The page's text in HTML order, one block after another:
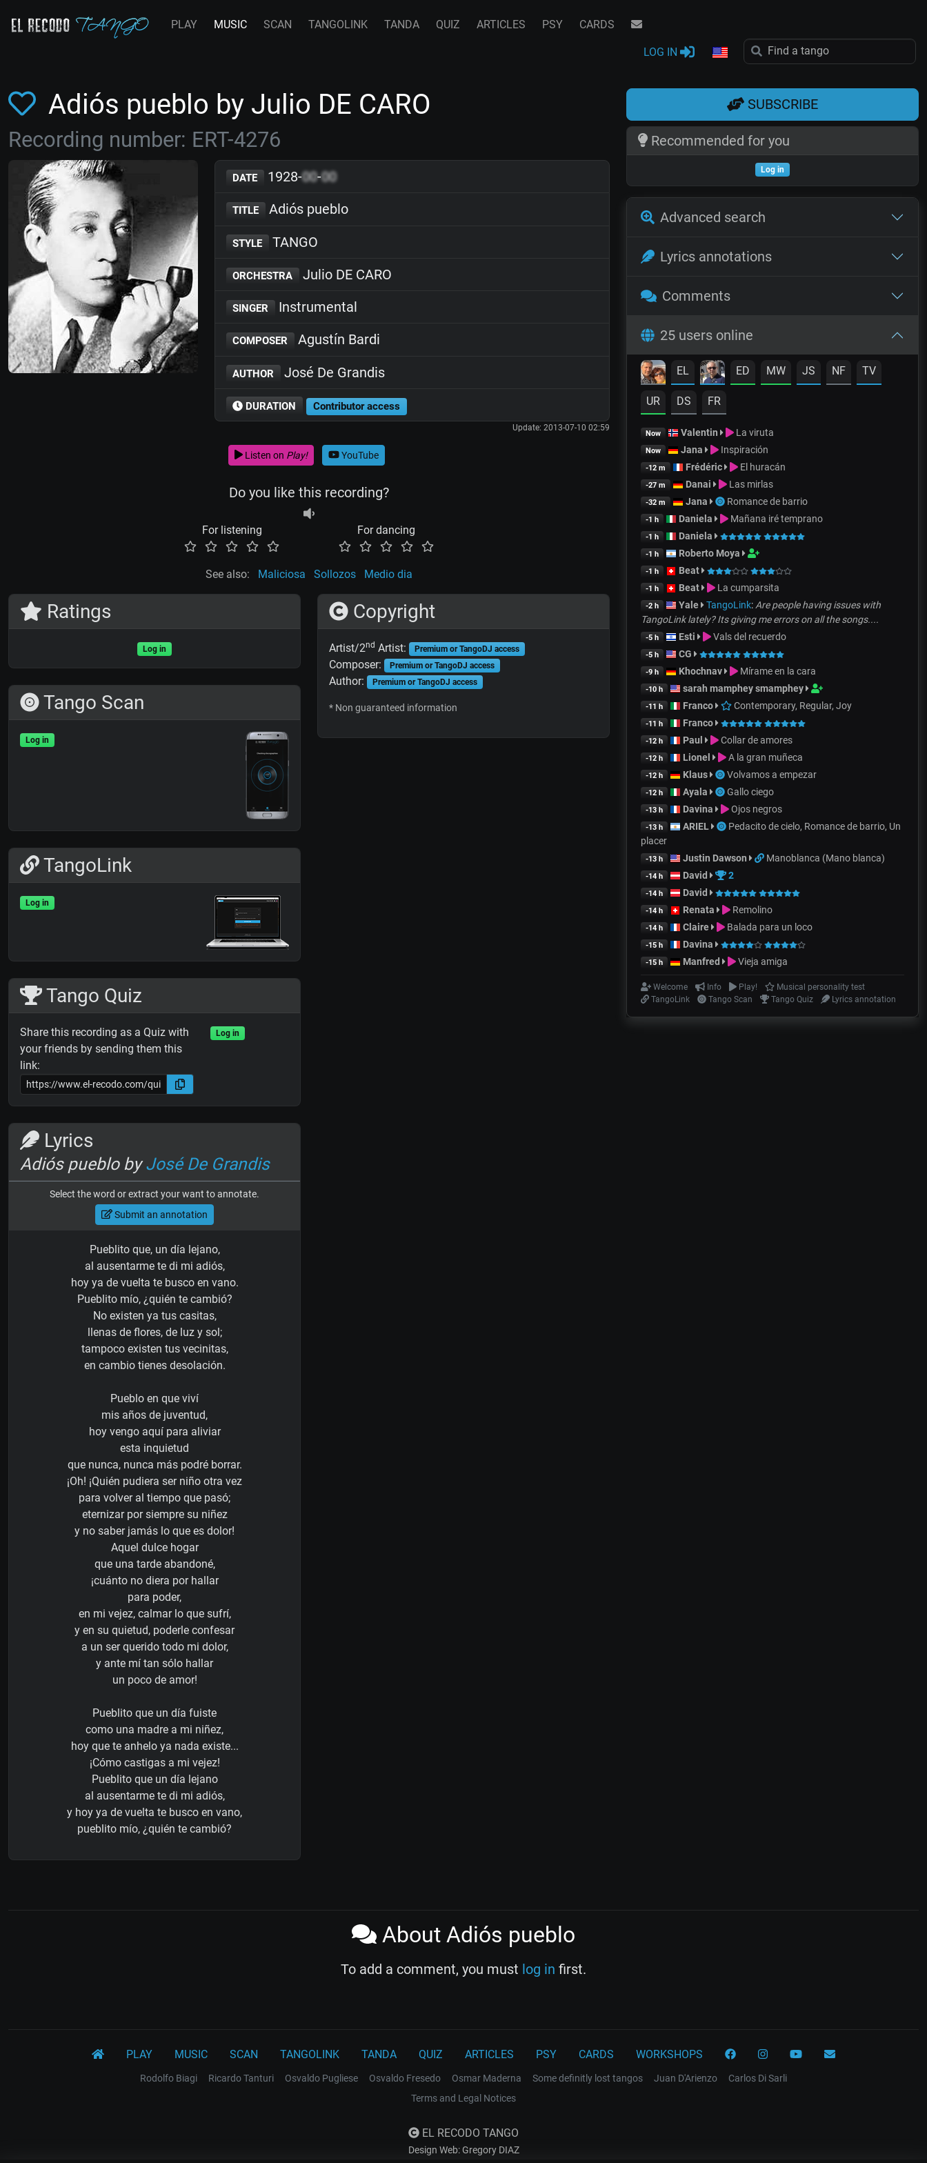
PLAY MUSIC SCAN TANGOLINK TANDA QUIZ ARTICLES PSY CARDS
LOG IN
Adiós pueblo by Julio DE CARO
Recording number: ERT-4276
DATE 1928-00-00
TITLE Adiós pueblo
STYLE TANGO
ORCHESTRA Julio DE CARO
SINGER Instrumental
COMPOSER Agustín Bardi
AUTHOR José De Grandis
DURATION Contributor access
Update: 2013-07-10 02:59
Listen on Play! YouTube
Do you like this recording?
For listening For dancing
See also: Maliciosa Sollozos Medio dia
Ratings
Log in
Tango Scan
Log in
TangoLink
Log in
Tango Quiz
Share this recording as a Quiz with
your friends by sending them this
link:
Log in
Lyrics
Adiós pueblo byJosé De Grandis
Select the word or extract your want to annotate.
Submit an annotation
Pueblito que, un día lejano,
al ausentarme te di mi adiós,
hoy ya de vuelta te busco en vano.
Pueblito mío, ¿quién te cambió?
No existen ya tus casitas,
llenas de flores, de luz y sol;
tampoco existen tus vecinitas,
en cambio tienes desolación.
Pueblo en que viví
mis años de juventud,
hoy vengo aquí para aliviar
esta inquietud
que nunca, nunca más podré borrar.
¡Oh! ¡Quién pudiera ser niño otra vez
para volver al tiempo que pasó;
eternizar por siempre su niñez
y no saber jamás lo que es dolor!
Aquel dulce hogar
que una tarde abandoné,
¡cuánto no diera por hallar
para poder,
en mi vejez, calmar lo que sufrí,
y en su quietud, poderle confesar
a un ser querido todo mi dolor,
y ante mí tan sólo hallar
un poco de amor!
Pueblito que un día fuiste
como una madre a mi niñez,
hoy que te anhelo ya nada existe...
¡Cómo castigas a mi vejez!
Pueblito que un día lejano
al ausentarme te di mi adiós,
y hoy ya de vuelta te busco en vano,
pueblito mío, ¿quién te cambió?
Copyright
Artist/2nd Artist: Premium or TangoDJ access
Composer: Premium or TangoDJ access
Author: Premium or TangoDJ access
* Non guaranteed information
SUBSCRIBE
Recommended for you
Log in
Advanced search
Lyrics annotations
Comments
25 users online
EL ED MW JS NF TV
UR DS FR
Now Valentin La viruta
Now Jana Inspiración
-12 m Frédéric El huracán
-27 m Danai Las mirlas
-32 m Jana Romance de barrio
-1 h Daniela Mañana iré temprano
-1 h Daniela
-1 h Roberto Moya
-1 h Beat
-1 h Beat La cumparsita
-2 h Yale TangoLink: Are people having issues with
TangoLink lately? Its giving me errors on all the songs....
-5 h Esti Vals del recuerdo
-5 h CG
-9 h Khochnav Mírame en la cara
-10 h sarah mamphey smamphey
-11 h Franco Contemporary, Regular, Joy
-11 h Franco
-12 h Paul Collar de amores
-12 h Lionel A la gran muñeca
-12 h Klaus Volvamos a empezar
-12 h Ayala Gallo ciego
-13 h Davina Ojos negros
-13 h ARIEL
Pedacito de cielo, Romance de barrio, Un
placer
-13 h Justin Dawson Manoblanca (Mano blanca)
-14 h David 2
-14 h David
-14 h Renata Remolino
-14 h Claire Balada para un loco
-15 h Davina
-15 h Manfred Vieja amiga
Welcome Info Play!
Musical personality test
TangoLink
Tango Scan Tango Quiz Lyrics annotation
About Adiós pueblo
To add a comment, you must log in first.
PLAY MUSIC SCAN TANGOLINK TANDA QUIZ ARTICLES PSY CARDS WORKSHOPS
Rodolfo Biagi Ricardo Tanturi Osvaldo Pugliese Osvaldo Fresedo Osmar Maderna Some definitly lost tangos Juan D'Arienzo
Carlos Di Sarli
Terms and Legal Notices
EL RECODO TANGO
Design Web: Gregory DIAZ